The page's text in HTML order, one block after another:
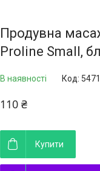
Продувна
Proline Small,
В наявності Код:
110 ₴
Купити